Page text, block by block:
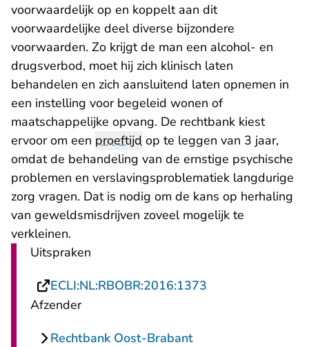
voorwaardelijk op en koppelt aan dit
voorwaardelijke deel diverse bijzondere
voorwaarden. Zo krijgt de man een alcohol- en
drugsverbod, moet hij zich klinisch laten
behandelen en zich aansluitend laten opnemen in
een instelling voor begeleid wonen of
maatschappelijke opvang. De rechtbank kiest
ervoor om een proeftijd op te leggen van 3 jaar,
omdat de behandeling van de ernstige psychische
problemen en verslavingsproblematiek langdurige
zorg vragen. Dat is nodig om de kans op herhaling
van geweldsmisdrijven zoveel mogelijk te
verkleinen.
Uitspraken
ECLI:NL:RBOBR:2016:1373
Afzender
Rechtbank Oost-Brabant